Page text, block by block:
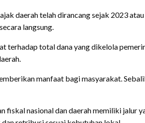
daerah telah dirancang sejak 2023
langsung.
terhadap total dana yang dikelola
manfaat bagi masyarakat.
fiskal nasional dan daerah memiliki jalur